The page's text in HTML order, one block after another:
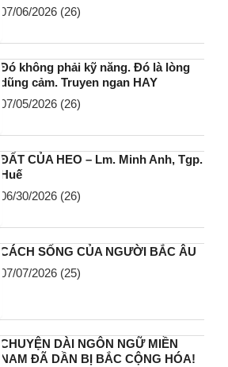
07/06/2026 (26)
Đó không phải kỹ năng. Đó là lòng
dũng cảm. Truyen ngan HAY
07/05/2026 (26)
ĐẤT CỦA HEO – Lm. Minh Anh, Tgp.
Huế
06/30/2026 (26)
CÁCH SỐNG CỦA NGƯỜI BẮC ÂU
07/07/2026 (25)
CHUYỆN DÀI NGÔN NGỮ MIỀN
NAM ĐÃ DẦN BỊ BẮC CỘNG HÓA!